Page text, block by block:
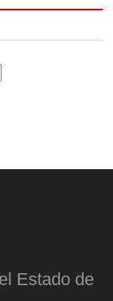
Estado de